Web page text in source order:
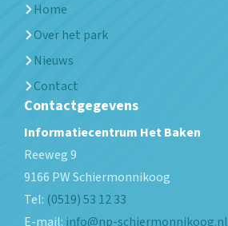
Home
Over het park
Nieuws
Contact
Contactgegevens
Informatiecentrum Het Baken
Reeweg 9
9166 PWSchiermonnikoog
Tel: (0519) 53 12 33
E-mail: info@np-schiermonnikoog.nl